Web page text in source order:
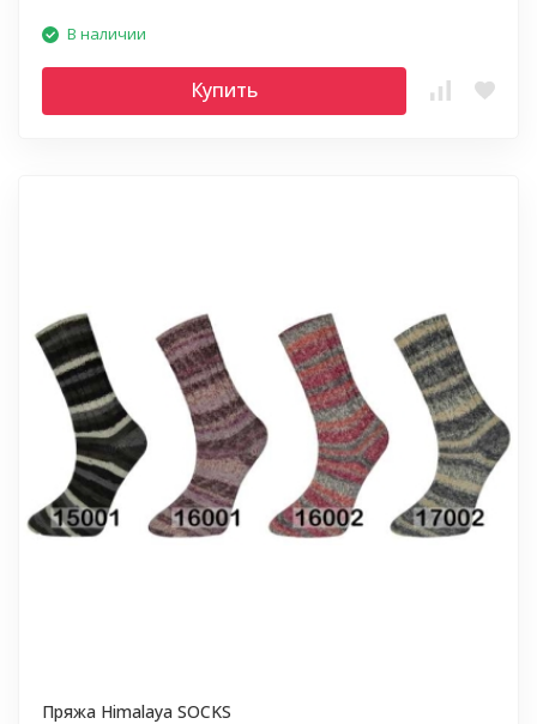
В наличии
Купить
Пряжа Himalaya SOCKS